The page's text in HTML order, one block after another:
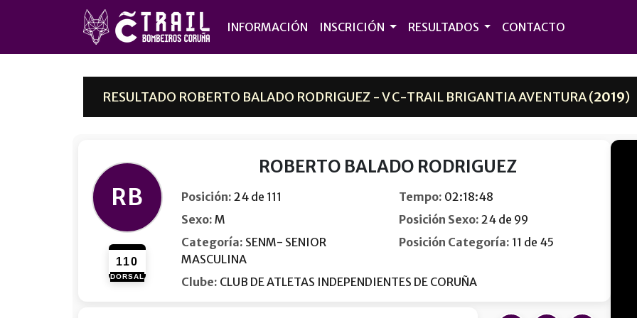
INFORMACIÓN INSCRICIÓN RESULTADOS CONTACTO
RESULTADO ROBERTO BALADO RODRIGUEZ - V C-TRAIL BRIGANTIA AVENTURA (2019)
RB
110
DORSAL
ROBERTO BALADO RODRIGUEZ
Posición: 24 de 111 Tempo: 02:18:48
Sexo: M Posición Sexo: 24 de 99
Categoría: SENM- SENIOR
MASCULINA
Posición Categoría: 11 de 45
Clube: CLUB DE ATLETAS INDEPENDIENTES DE CORUÑA